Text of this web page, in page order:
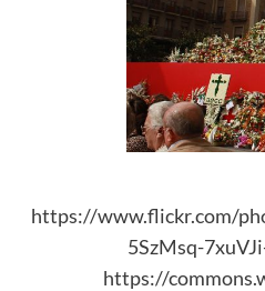
https://www.flickr.com/
5SzMsq-
https://